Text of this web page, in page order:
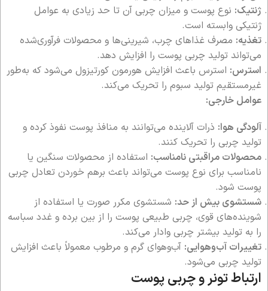
ژنتیک: نوع پوست و میزان چربی آن تا حد زیادی به عوامل
ژنتیکی وابسته است.
تغذیه: مصرف غذاهای چرب، شیرینی‌ها و محصولات فرآوری‌شده
می‌تواند تولید چربی پوست را افزایش دهد.
استرس: استرس باعث افزایش هورمون کورتیزول می‌شود که به‌طور
غیرمستقیم تولید سبوم را تحریک می‌کند.
عوامل خارجی:
آلودگی هوا: ذرات آلاینده می‌توانند به منافذ پوست نفوذ کرده و
تولید چربی را تحریک کنند.
محصولات مراقبتی نامناسب: استفاده از محصولات سنگین یا
نامناسب برای نوع پوست می‌تواند باعث برهم خوردن تعادل چربی
پوست شود.
شستشوی بیش از حد: شستشوی مکرر صورت یا استفاده از
شوینده‌های قوی، چربی طبیعی پوست را از بین برده و غدد سباسه
را به تولید بیشتر چربی وادار می‌کند.
تغییرات آب‌وهوایی: آب‌وهوای گرم و مرطوب معمولاً باعث افزایش
تولید چربی می‌شود.
ارتباط تونر و چربی پوست